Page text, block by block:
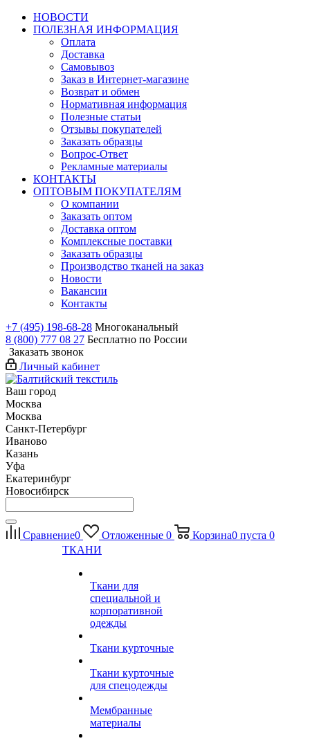
НОВОСТИ
ПОЛЕЗНАЯ ИНФОРМАЦИЯ
Оплата
Доставка
Самовывоз
Заказ в Интернет-магазине
Возврат и обмен
Нормативная информация
Полезные статьи
Отзывы покупателей
Заказать образцы
Вопрос-Ответ
Рекламные материалы
КОНТАКТЫ
ОПТОВЫМ ПОКУПАТЕЛЯМ
О компании
Заказать оптом
Доставка оптом
Комплексные поставки
Заказать образцы
Производство тканей на заказ
Новости
Вакансии
Контакты
+7 (495) 198-68-28 Многоканальный
8 (800) 777 08 27 Бесплатно по России
Заказать звонок
Личный кабинет
Ваш город
Москва
Москва
Санкт-Петербург
Иваново
Казань
Уфа
Екатеринбург
Новосибирск
Сравнение0 Отложенные 0 Корзина0 пуста 0
ТКАНИ
Ткани для
специальной и
корпоративной
одежды
Ткани курточные
Ткани курточные
для спецодежды
Мембранные
материалы